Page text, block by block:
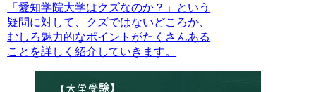
「愛知学院大学はクズなのか？」という
疑問に対して、クズではないどころか、
むしろ魅力的なポイントがたくさんある
ことを詳しく紹介していきます。